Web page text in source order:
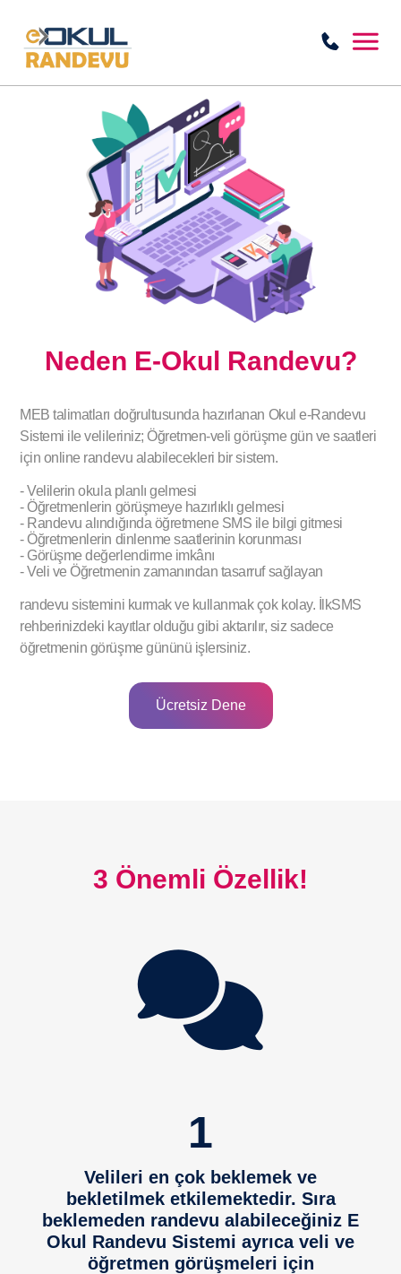
Neden E-Okul Randevu?
MEB talimatları doğrultusunda hazırlanan Okul e-Randevu
Sistemi ile velileriniz; Öğretmen-veli görüşme gün ve saatleri
için online randevu alabilecekleri bir sistem.
- Velilerin okula planlı gelmesi
- Öğretmenlerin görüşmeye hazırlıklı gelmesi
- Randevu alındığında öğretmene SMS ile bilgi gitmesi
- Öğretmenlerin dinlenme saatlerinin korunması
- Görüşme değerlendirme imkânı
- Veli ve Öğretmenin zamanından tasarruf sağlayan
randevu sistemini kurmak ve kullanmak çok kolay. İlkSMS
rehberinizdeki kayıtlar olduğu gibi aktarılır, siz sadece
öğretmenin görüşme gününü işlersiniz.
Ücretsiz Dene
3 Önemli Özellik!
1
Velileri en çok beklemek ve
bekletilmek etkilemektedir. Sıra
beklemeden randevu alabileceğiniz E
Okul Randevu Sistemi ayrıca veli ve
öğretmen görüşmeleri için